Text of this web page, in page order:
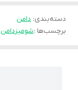
دسته‌بندی: دامن
برچسب‌ها :شومیزدامن